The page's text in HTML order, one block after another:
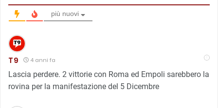
più nuovi
T9 4 anni fa
Lascia perdere. 2 vittorie con Roma ed Empoli sarebbero la
rovina per la manifestazione del 5 Dicembre